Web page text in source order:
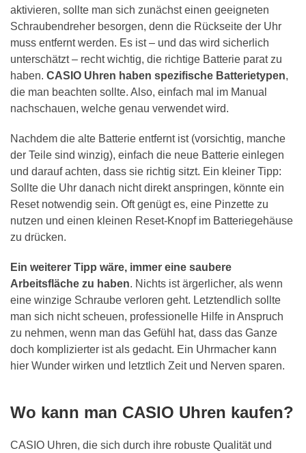
aktivieren, sollte man sich zunächst einen geeigneten
Schraubendreher besorgen, denn die Rückseite der Uhr
muss entfernt werden. Es ist – und das wird sicherlich
unterschätzt – recht wichtig, die richtige Batterie parat zu
haben. CASIO Uhren haben spezifische Batterietypen,
die man beachten sollte. Also, einfach mal im Manual
nachschauen, welche genau verwendet wird.
Nachdem die alte Batterie entfernt ist (vorsichtig, manche
der Teile sind winzig), einfach die neue Batterie einlegen
und darauf achten, dass sie richtig sitzt. Ein kleiner Tipp:
Sollte die Uhr danach nicht direkt anspringen, könnte ein
Reset notwendig sein. Oft genügt es, eine Pinzette zu
nutzen und einen kleinen Reset-Knopf im Batteriegehäuse
zu drücken.
Ein weiterer Tipp wäre, immer eine saubere
Arbeitsfläche zu haben. Nichts ist ärgerlicher, als wenn
eine winzige Schraube verloren geht. Letztendlich sollte
man sich nicht scheuen, professionelle Hilfe in Anspruch
zu nehmen, wenn man das Gefühl hat, dass das Ganze
doch komplizierter ist als gedacht. Ein Uhrmacher kann
hier Wunder wirken und letztlich Zeit und Nerven sparen.
Wo kann man CASIO Uhren kaufen?
CASIO Uhren, die sich durch ihre robuste Qualität und